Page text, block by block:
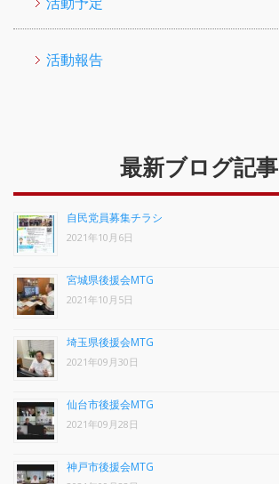
活動報告
最新ブログ記事
自民党員募集チラシ
2021年10月6日
宮城県後援会MTG
2021年10月5日
埼玉県後援会MTG
2021年09月30日
仙台市後援会MTG
2021年09月28日
神戸市後援会MTG